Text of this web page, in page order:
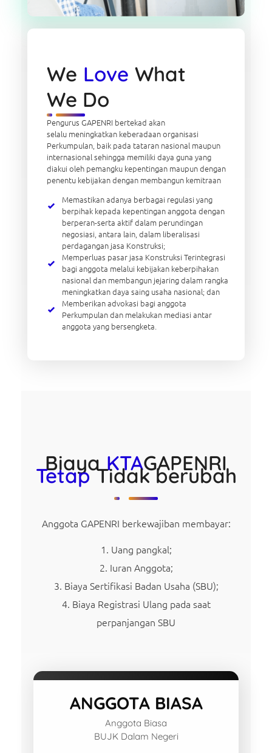
We Love What
We Do
Pengurus GAPENRI bertekad akan
selalu meningkatkan keberadaan organisasi
Perkumpulan, baik pada tataran nasional maupun
internasional sehingga memiliki daya guna yang
diakui oleh pemangku kepentingan maupun dengan
penentu kebijakan dengan membangun kemitraan
Memastikan adanya berbagai regulasi yang
berpihak kepada kepentingan anggota dengan
berperan-serta aktif dalam perundingan
negosiasi, antara lain, dalam liberalisasi
perdagangan jasa Konstruksi;
Memperluas pasar jasa Konstruksi Terintegrasi
bagi anggota melalui kebijakan keberpihakan
nasional dan membangun jejaring dalam rangka
meningkatkan daya saing usaha nasional; dan
Memberikan advokasi bagi anggota
Perkumpulan dan melakukan mediasi antar
anggota yang bersengketa.
Biaya KTAGAPENRI
Tetap Tidak berubah
Anggota GAPENRI berkewajiban membayar:
Uang pangkal;
Iuran Anggota;
Biaya Sertifikasi Badan Usaha (SBU);
Biaya Registrasi Ulang pada saat
perpanjangan SBU
ANGGOTA BIASA
Anggota Biasa
BUJK Dalam Negeri